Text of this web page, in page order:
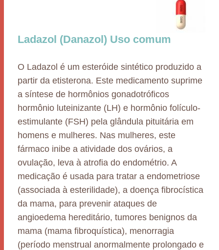
Ladazol (Danazol) Uso comum
O Ladazol é um esteróide sintético produzido a
partir da etisterona. Este medicamento suprime
a síntese de hormônios gonadotróficos
hormônio luteinizante (LH) e hormônio folículo-
estimulante (FSH) pela glândula pituitária em
homens e mulheres. Nas mulheres, este
fármaco inibe a atividade dos ovários, a
ovulação, leva à atrofia do endométrio. A
medicação é usada para tratar a endometriose
(associada à esterilidade), a doença fibrocística
da mama, para prevenir ataques de
angioedema hereditário, tumores benignos da
mama (mama fibroquística), menorragia
(período menstrual anormalmente prolongado e